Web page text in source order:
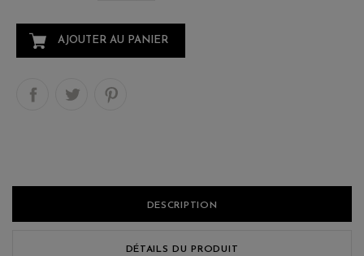
AJOUTER AU PANIER
DESCRIPTION
DÉTAILS DU PRODUIT